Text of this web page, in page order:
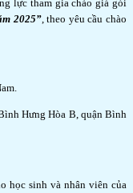
lực tham gia chào giá gói
2025”, theo yêu cầu chào
Hưng Hòa B, quận Bình
học sinh và nhân viên của